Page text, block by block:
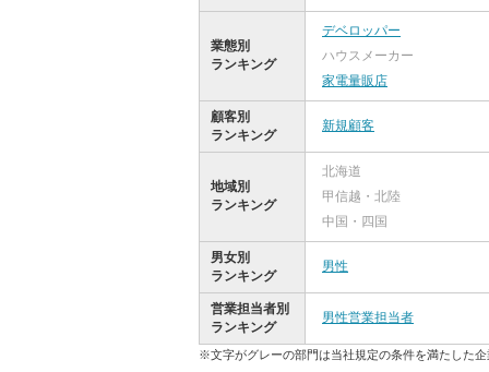
業態別
ランキング
デベロッパー
ハウスメーカー
家電量販店
顧客別
ランキング
新規顧客
地域別
ランキング
北海道
甲信越・北陸
中国・四国
男女別
ランキング
男性
営業担当者別
ランキング
男性営業担当者
※文字がグレーの部門は当社規定の条件を満たした企